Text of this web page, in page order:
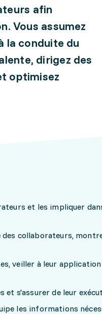
afin
Vous assumez
la conduite du
dirigez des
optimisez
et les impliquer
des collaborateurs,
veiller à leur
et s'assurer de leur
les informations